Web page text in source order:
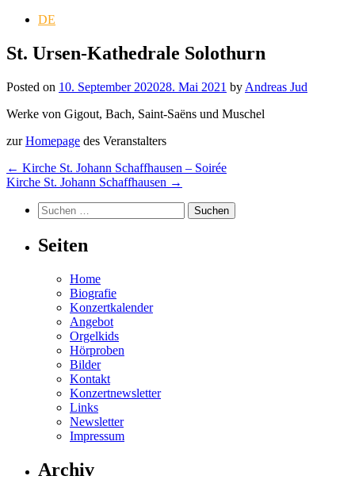
DE
St. Ursen-Kathedrale Solothurn
Posted on 10. September 202028. Mai 2021 by Andreas Jud
Werke von Gigout, Bach, Saint-Saëns und Muschel
zurHomepage des Veranstalters
Post
navigation
← Kirche St. Johann Schaffhausen – Soirée
Kirche St. Johann Schaffhausen →
Suchen
nach:
Seiten
Home
Biografie
Konzertkalender
Angebot
Orgelkids
Hörproben
Bilder
Kontakt
Konzertnewsletter
Links
Newsletter
Impressum
Archiv